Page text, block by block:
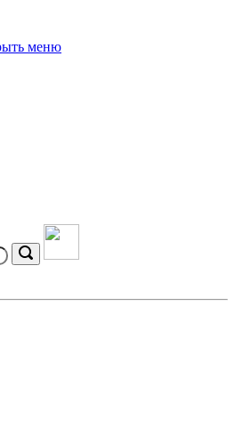
Search